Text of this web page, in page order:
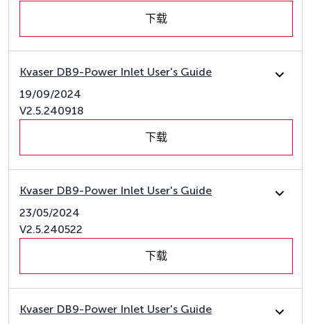
下载
Kvaser DB9-Power Inlet User's Guide
19/09/2024
V2.5.240918
下载
Kvaser DB9-Power Inlet User's Guide
23/05/2024
V2.5.240522
下载
Kvaser DB9-Power Inlet User's Guide